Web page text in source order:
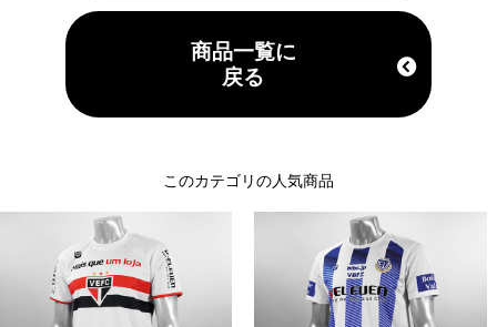
商品一覧に
戻る
このカテゴリの人気商品